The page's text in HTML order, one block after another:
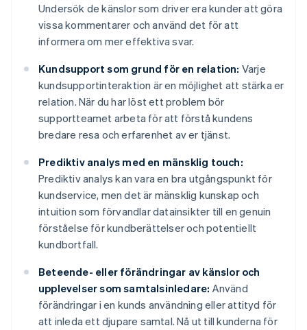
Undersök de känslor som driver era kunder att göra
vissa kommentarer och använd det för att
informera om mer effektiva svar.
Kundsupport som grund för en relation: Varje
kundsupportinteraktion är en möjlighet att stärka er
relation. När du har löst ett problem bör
supportteamet arbeta för att förstå kundens
bredare resa och erfarenhet av er tjänst.
Prediktiv analys med en mänsklig touch:
Prediktiv analys kan vara en bra utgångspunkt för
kundservice, men det är mänsklig kunskap och
intuition som förvandlar datainsikter till en genuin
förståelse för kundberättelser och potentiellt
kundbortfall.
Beteende- eller förändringar av känslor och
upplevelser som samtalsinledare: Använd
förändringar i en kunds användning eller attityd för
att inleda ett djupare samtal. Nå ut till kunderna för